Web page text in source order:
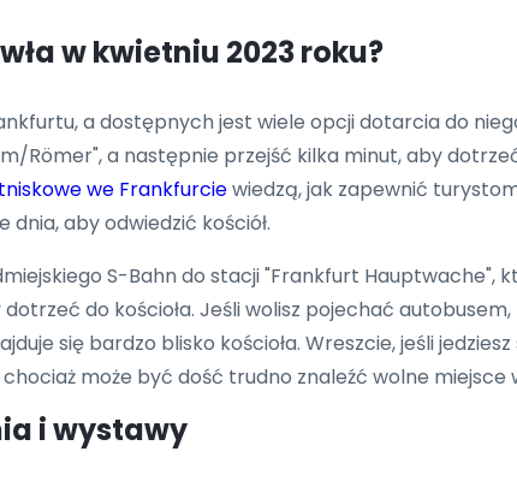
w kwietniu 2023 roku?
a dostępnych jest wiele opcji dotarcia do
Römer", a następnie przejść kilka minut, aby
we Frankfurciewiedzą, jak zapewnić
aby odwiedzić kościół.
S-Bahn do stacji "Frankfurt Hauptwache",
do kościoła. Jeśli wolisz pojechać
się bardzo blisko kościoła. Wreszcie, jeśli
może być dość trudno znaleźć wolne
i wystawy